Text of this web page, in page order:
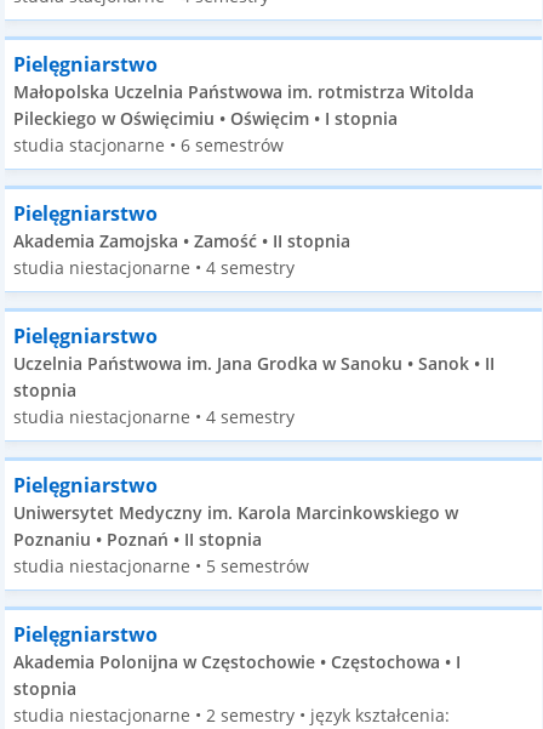
Pielęgniarstwo
Małopolska Uczelnia Państwowa im. rotmistrza Witolda
Pileckiego w Oświęcimiu • Oświęcim • I stopnia
studia stacjonarne • 6 semestrów
Pielęgniarstwo
Akademia Zamojska • Zamość • II stopnia
studia niestacjonarne • 4 semestry
Pielęgniarstwo
Uczelnia Państwowa im. Jana Grodka w Sanoku • Sanok • II
stopnia
studia niestacjonarne • 4 semestry
Pielęgniarstwo
Uniwersytet Medyczny im. Karola Marcinkowskiego w
Poznaniu • Poznań • II stopnia
studia niestacjonarne • 5 semestrów
Pielęgniarstwo
Akademia Polonijna w Częstochowie • Częstochowa • I
stopnia
studia niestacjonarne • 2 semestry • język kształcenia: